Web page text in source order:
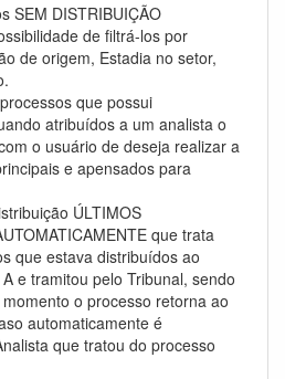
SEM DISTRIBUIÇÃO
de filtrá-los por
de origem, Estadia no setor,
que possui
atribuídos a um analista o
o usuário de deseja realizar a
e apensados para
ÚLTIMOS
que trata
que estava distribuídos ao
e tramitou pelo Tribunal, sendo
o processo retorna ao
automaticamente é
que tratou do processo